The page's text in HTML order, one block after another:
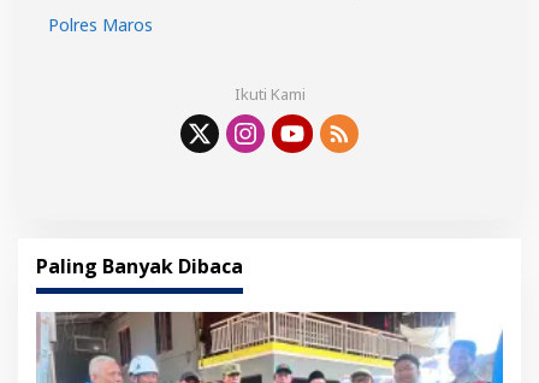
Polres Maros
Ikuti Kami
Paling Banyak Dibaca